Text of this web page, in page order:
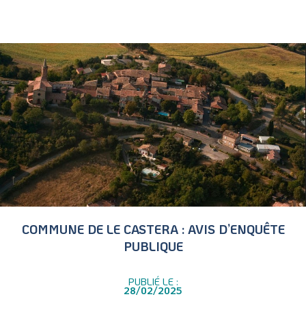
COMMUNE DE LE CASTERA : AVIS D’ENQUÊTE
PUBLIQUE
PUBLIÉ LE :
28/02/2025